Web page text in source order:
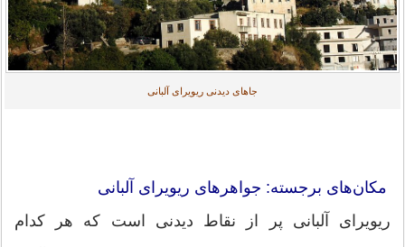
جاهای دیدنی ریویرای آلبانی
مکان‌های برجسته: جواهرهای ریویرای آلبانی
ریویرای آلبانی پر از نقاط دیدنی است که هر کدام